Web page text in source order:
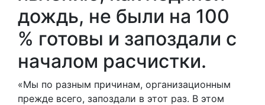
дождь, не были на 100
% готовы и запоздали с
началом расчистки.
«Мы по разным причинам, организационным
прежде всего, запоздали в этот раз. В этом